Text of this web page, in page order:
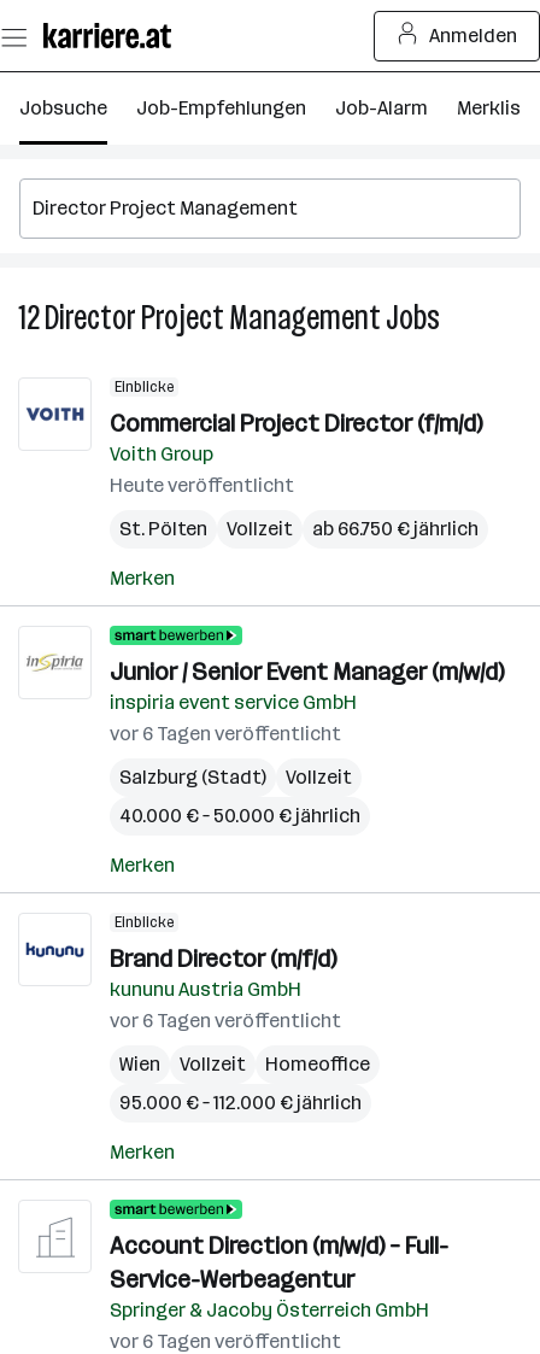
Seiteninhalt
springen
Anmelden
Jobsuche Job-Empfehlungen Job-Alarm Merkliste
12Director Project ManagementJobs
Jobs
Einblicke
Commercial Project Director (f/m/d)
Voith Group
Heute veröffentlicht
St. Pölten
Vollzeit ab 66.750 € jährlich
Merken
Junior / Senior Event Manager (m/w/d)
inspiria event service GmbH
vor 6 Tagen veröffentlicht
Salzburg (Stadt)
Vollzeit
40.000 € – 50.000 € jährlich
Merken
Einblicke
Brand Director (m/f/d)
kununu Austria GmbH
vor 6 Tagen veröffentlicht
Wien
Vollzeit
Homeoffice
95.000 € – 112.000 € jährlich
Merken
Account Direction (m/w/d) – Full-
Service-Werbeagentur
Springer & Jacoby Österreich GmbH
vor 6 Tagen veröffentlicht